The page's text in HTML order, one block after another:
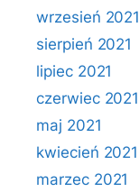
wrzesień 2021
sierpień 2021
lipiec 2021
czerwiec 2021
maj 2021
kwiecień 2021
marzec 2021